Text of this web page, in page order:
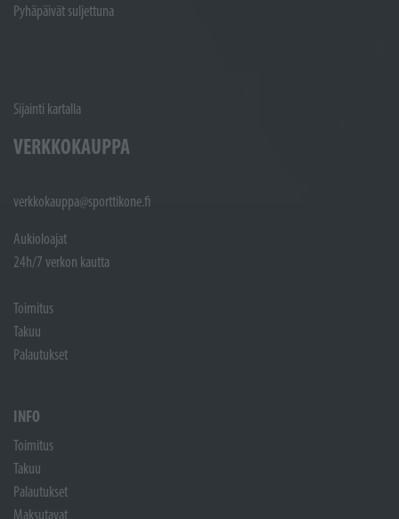
Pyhäpäivät suljettuna
Sijainti kartalla
VERKKOKAUPPA
verkkokauppa@sporttikone.fi
Aukioloajat
24h/7 verkon kautta
Toimitus
Takuu
Palautukset
INFO
Toimitus
Takuu
Palautukset
Maksutavat